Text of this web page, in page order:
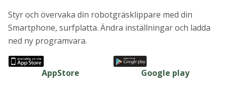
Styr och övervaka din robotgräsklippare med din
Smartphone, surfplatta. Ändra inställningar och ladda
ned ny programvara.
AppStore Google play